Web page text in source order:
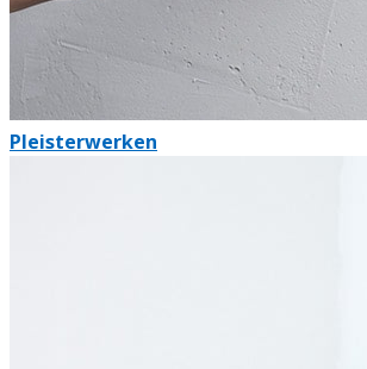
Pleisterwerken